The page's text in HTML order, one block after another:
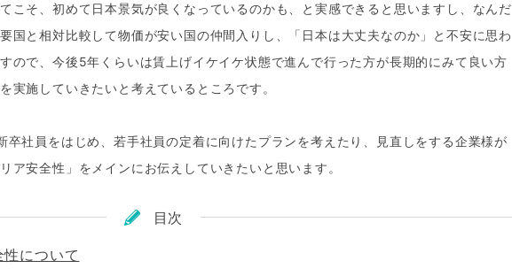
こそ、初めて日本景気が良くなっているのかも、と実感できると思いますし、なんだ
国と相対比較して物価が安い国の仲間入りし、「日本は大丈夫なのか」と不安に思わ
ので、今後5年くらいは賃上げイケイケ状態で進んで行った方が長期的にみて良い方
実施していきたいと考えているところです。
卒社員をはじめ、若手社員の定着に向けたプランを考えたり、見直しをする企業様が
ア安全性」をメインにお伝えしていきたいと思います。
目次
について